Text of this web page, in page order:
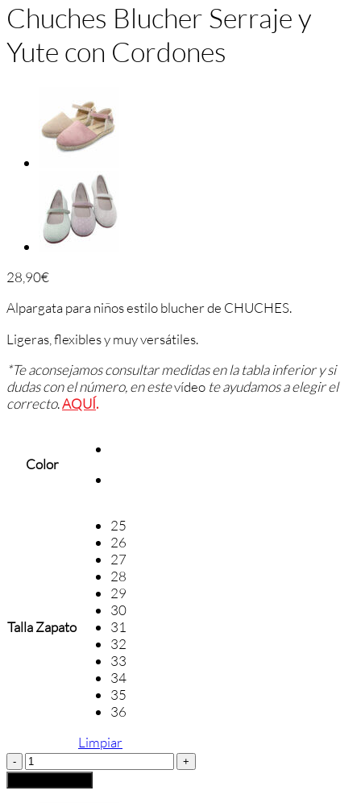
Chuches Blucher Serraje y
Yute con Cordones
28,90€
Alpargata para niños estilo blucher de CHUCHES.
Ligeras, flexibles y muy versátiles.
*Te aconsejamos consultar medidas en la tabla inferior y si
dudas con el número, en estevídeo te ayudamos a elegir el
correcto.AQUÍ.
Color
Talla Zapato
25
26
27
28
29
30
31
32
33
34
35
36
Limpiar
Chuches
Blucher
Serraje